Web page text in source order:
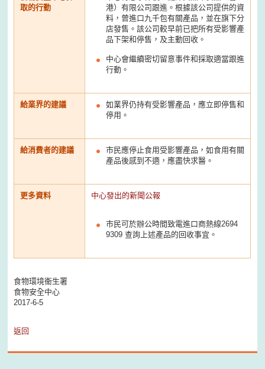
取的行動
港）有限公司跟進。根據該公司提供的資
料，曾進口九千包有關產品，並在旗下分
店發售。該公司較早前已把所有受影響產
品下架和停售，及主動回收。
中心會繼續密切留意事件和採取適當跟進
行動。
給業界的建議
如業界仍持有受影響產品，應立即停售和
停用。
給消費者的建議
市民應停止食用受影響產品，如食用有關
產品後感到不適，應盡快求醫。
更多資料 中心發出的新聞公報
市民可於辦公時間致電進口商熱線2694
9309 查詢上述產品的回收事宜。
食物環境衞生署
食物安全中心
2017-6-5
返回